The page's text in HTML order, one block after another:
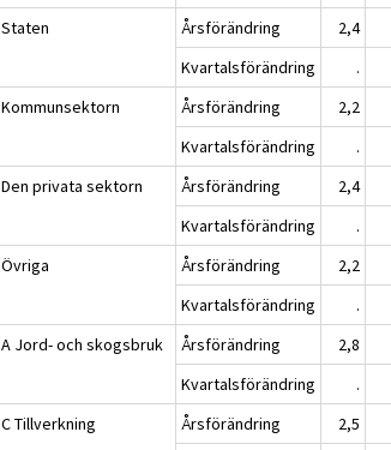
Staten
Årsförändring 2,4
Kvartalsförändring
.
Kommunsektorn
Årsförändring 2,2
Kvartalsförändring
.
Den privata sektorn
Årsförändring 2,4
Kvartalsförändring
.
Övriga
Årsförändring 2,2
Kvartalsförändring
.
A Jord- och skogsbruk
Årsförändring 2,8
Kvartalsförändring
.
C Tillverkning
Årsförändring 2,5